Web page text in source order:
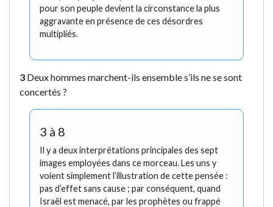
pour son peuple devient la circonstance la plus
aggravante en présence de ces désordres
multipliés.
3 Deux hommes marchent-ils ensemble s’ils ne se sont
concertés ?
3 à 8
Il y a deux interprétations principales des sept
images employées dans ce morceau. Les uns y
voient simplement l’illustration de cette pensée :
pas d’effet sans cause ; par conséquent, quand
Israël est menacé, par les prophètes ou frappé